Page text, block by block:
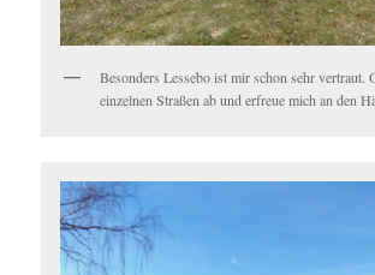
Besonders Lessebo ist mir schon sehr vertraut.
einzelnen Straßen ab und erfreue mich an den